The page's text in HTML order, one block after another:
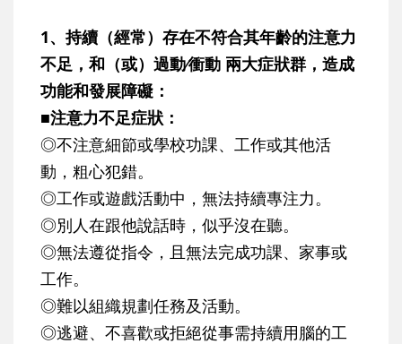
1、持續（經常）存在不符合其年齡的注意力
不足，和（或）過動∕衝動 兩大症狀群，造成
功能和發展障礙：
■注意力不足症狀：
◎不注意細節或學校功課、工作或其他活
動，粗心犯錯。
◎工作或遊戲活動中，無法持續專注力。
◎別人在跟他說話時，似乎沒在聽。
◎無法遵從指令，且無法完成功課、家事或
工作。
◎難以組織規劃任務及活動。
◎逃避、不喜歡或拒絕從事需持續用腦的工